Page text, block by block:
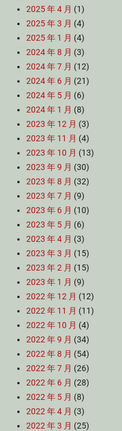
2025 年 4 月 (1)
2025 年 3 月 (4)
2025 年 1 月 (4)
2024 年 8 月 (3)
2024 年 7 月 (12)
2024 年 6 月 (21)
2024 年 5 月 (6)
2024 年 1 月 (8)
2023 年 12 月 (3)
2023 年 11 月 (4)
2023 年 10 月 (13)
2023 年 9 月 (30)
2023 年 8 月 (32)
2023 年 7 月 (9)
2023 年 6 月 (10)
2023 年 5 月 (6)
2023 年 4 月 (3)
2023 年 3 月 (15)
2023 年 2 月 (15)
2023 年 1 月 (9)
2022 年 12 月 (12)
2022 年 11 月 (11)
2022 年 10 月 (4)
2022 年 9 月 (34)
2022 年 8 月 (54)
2022 年 7 月 (26)
2022 年 6 月 (28)
2022 年 5 月 (8)
2022 年 4 月 (3)
2022 年 3 月 (25)